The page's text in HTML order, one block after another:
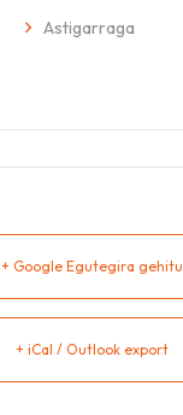
Astigarraga
+ Google Egutegira gehitu
+ iCal / Outlook export